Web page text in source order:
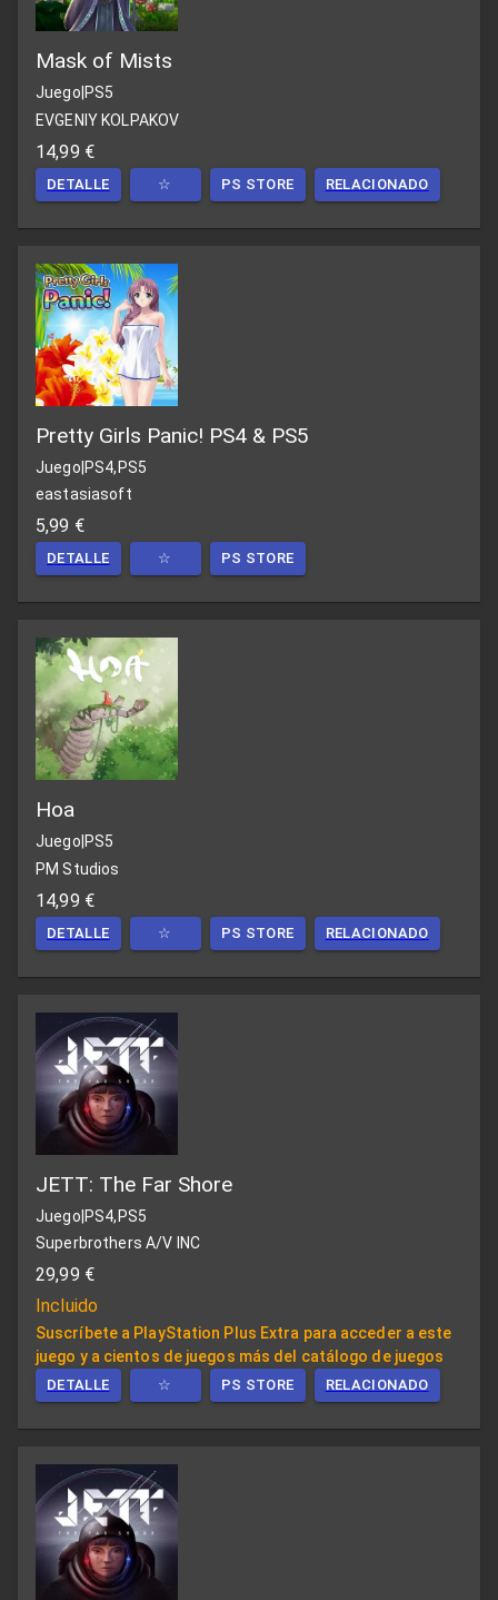
Mask of Mists
Juego PS5
EVGENIY KOLPAKOV
14,99 €
DETALLE ☆ PS STORE RELACIONADO
Pretty Girls Panic! PS4 & PS5
Juego|PS4,PS5
eastasiasoft
5,99 €
DETALLE ☆ PS STORE
Hoa
Juego PS5
PM Studios
14,99 €
DETALLE ☆ PS STORE RELACIONADO
JETT: The Far Shore
Juego|PS4,PS5
Superbrothers A/V INC
29,99 €
Incluido
Suscríbete a PlayStation Plus Extra para acceder a este
juego y a cientos de juegos más del catálogo de juegos
DETALLE ☆ PS STORE RELACIONADO